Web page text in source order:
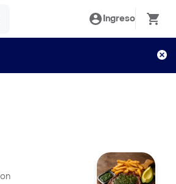
Ingreso